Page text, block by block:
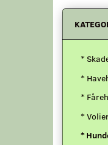
*
*
*
*
*